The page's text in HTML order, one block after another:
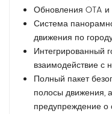
Обновления OTA
Система
движения по
Интегрированный
взаимодействие с
Полный пакет
полосы движения,
предупреждение о